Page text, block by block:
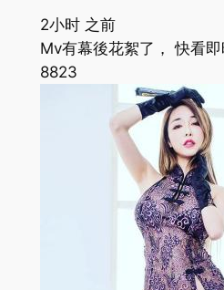
2小时 之前
Mv有幕後花絮了， 快看
8823